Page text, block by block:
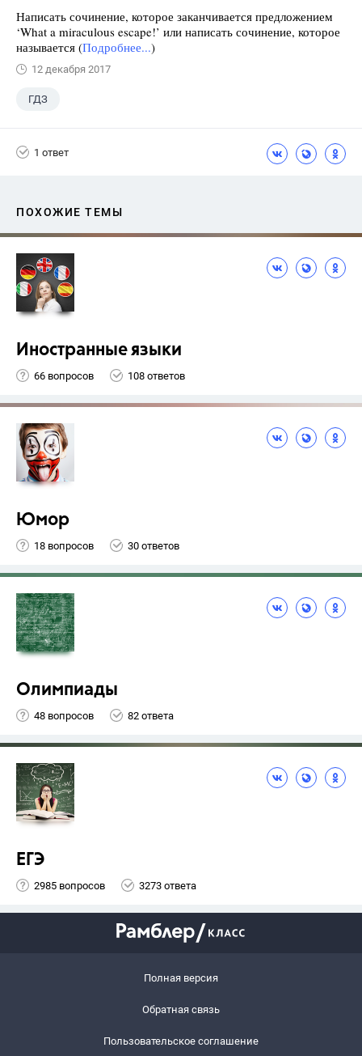
Написать сочинение, которое заканчивается предложением
‘What a miraculous escape!’ или написать сочинение, которое
называется (Подробнее...)
12 декабря 2017
ГДЗ
1 ответ
ПОХОЖИЕ ТЕМЫ
Иностранные языки
66 вопросов 108 ответов
Юмор
18 вопросов 30 ответов
Олимпиады
48 вопросов 82 ответа
ЕГЭ
2985 вопросов 3273 ответа
Полная версия
Обратная связь
Пользовательское соглашение